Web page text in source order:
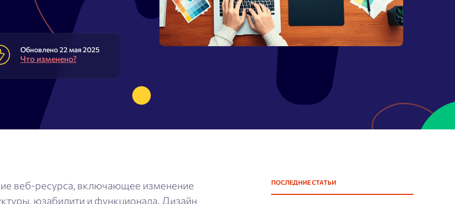
подсказок
ключевых слов
анализатор
Спам в ссылках
Параметры ссылок
Восстановление из
Webarchive
Поиск спама в Webarchive
Обновлено 22 мая 2025
Что изменено?
веб-ресурса, включающее изменение
юзабилити и функционала. Дизайн
ПОСЛЕДНИЕ СТАТЬИ